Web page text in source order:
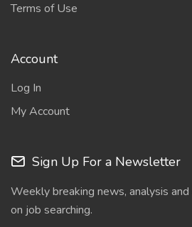
Terms of Use
Account
Log In
My Account
Sign Up For a Newsletter
Weekly breaking news, analysis
on job searching.